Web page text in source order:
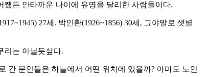
든 안타까운 나이에 유명을 달리한 사람들이다.
27세. 박인환(1926~1856) 30세, 그야말로 샛별
리는 아닐듯싶다.
간 문인들은 하늘에서 어떤 위치에 있을까? 아마도 노인